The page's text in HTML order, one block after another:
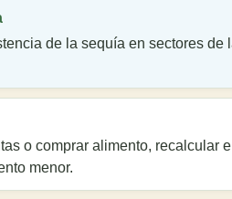
de la sequía en sectores
o comprar alimento, recalcular
menor.